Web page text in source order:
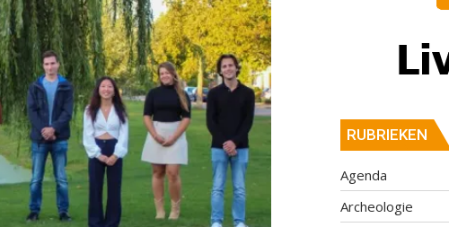
RUBRIEKEN
Agenda
Archeologie